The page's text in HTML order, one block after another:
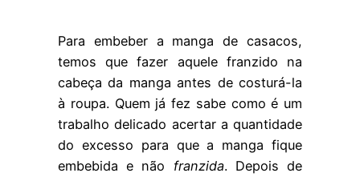
Para embeber a manga de casacos,
temos que fazer aquele franzido na
cabeça da manga antes de costurá-la
à roupa. Quem já fez sabe como é um
trabalho delicado acertar a quantidade
do excesso para que a manga fique
embebida e não franzida. Depois de